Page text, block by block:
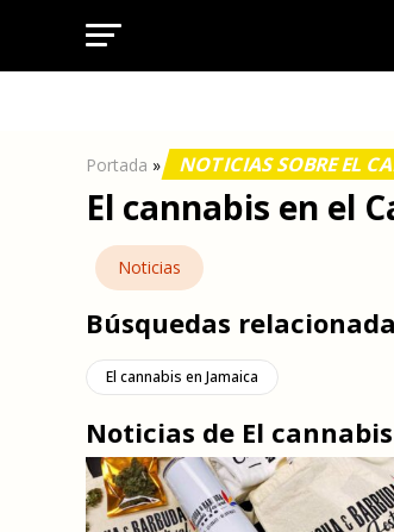
Portada » NOTICIAS SOBRE EL
El cannabis en el
Noticias
Búsquedas
El cannabis en Jamaica
Noticias de El